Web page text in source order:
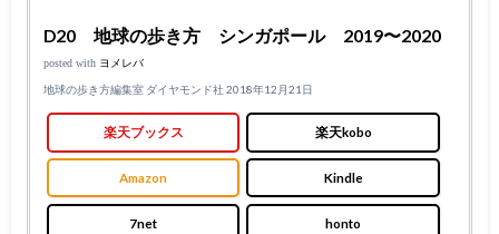
D20 地球の歩き方 シンガポール 2019〜2020
posted with ヨメレバ
地球の歩き方編集室 ダイヤモンド社 2018年12月21日
楽天ブックス 楽天kobo
Amazon Kindle
7net honto